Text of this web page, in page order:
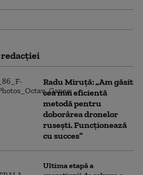
Radu Miruță: „Am găsit
cea mai eficientă
metodă pentru
doborârea dronelor
rusești. Funcționează
cu succes”
Ultima etapă a